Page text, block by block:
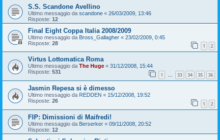
S.S. Scandone Avellino
Ultimo messaggio da scandone « 26/03/2009, 13:46
Risposte: 12
Final Eight Coppa Italia 2008/2009
Ultimo messaggio da Bross_Gallagher « 23/02/2009, 0:45
Risposte: 28 1 2
Virtus Lottomatica Roma
Ultimo messaggio da The Huge « 31/12/2008, 15:44
Risposte: 531 1 … 33 34 35 36
Jasmin Repesa si è dimesso
Ultimo messaggio da REDDEN « 15/12/2008, 19:52
Risposte: 26 1 2
FIP: Dimissioni di Maifredi!
Ultimo messaggio da Berserker « 09/11/2008, 20:52
Risposte: 12